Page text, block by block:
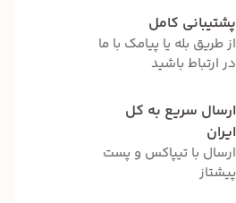
پشتیبانی کامل
از طریق بله یا پیامک با ما
در ارتباط باشید
ارسال سریع به کل
ایران
ارسال با تیپاکس و پست
پیشتاز